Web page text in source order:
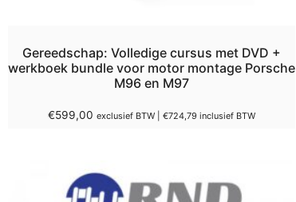
Gereedschap: Volledige cursus met DVD +
werkboek bundle voor motor montage Porsche
M96 en M97
€599,00 exclusief BTW | €724,79 inclusief BTW